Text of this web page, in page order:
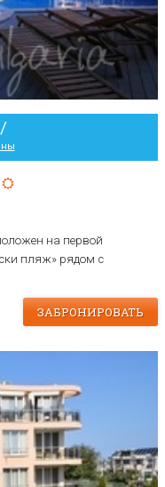
/
на первой
пляж» рядом с
ЗАБРОНИРОВАТЬ